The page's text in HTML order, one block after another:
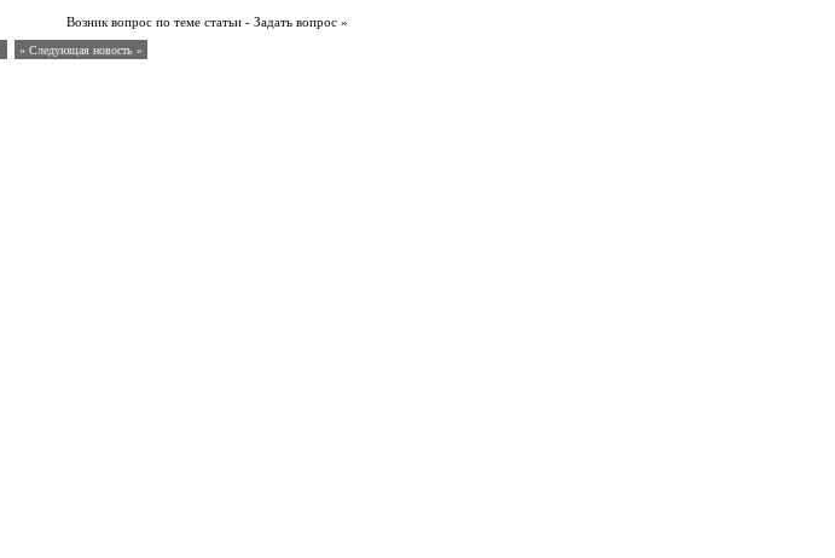
Возник вопрос по теме статьи - Задать вопрос »
» Следующая новость »